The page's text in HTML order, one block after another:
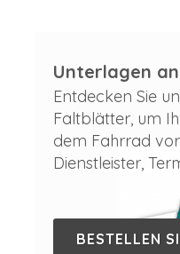
Unterlagen
Entdecken Sie
Faltblätter, um
dem Fahrrad
Dienstleister,
BESTELLEN